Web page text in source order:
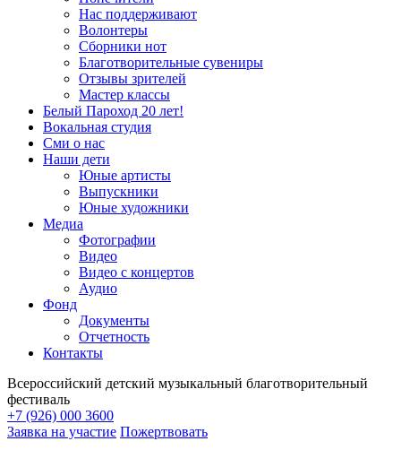
Нас поддерживают
Волонтеры
Сборники нот
Благотворительные сувениры
Отзывы зрителей
Мастер классы
Белый Пароход 20 лет!
Вокальная студия
Сми о нас
Наши дети
Юные артисты
Выпускники
Юные художники
Медиа
Фотографии
Видео
Видео с концертов
Аудио
Фонд
Документы
Отчетность
Контакты
Всероссийский детский музыкальный благотворительный
фестиваль
+7 (926) 000 3600
Заявка на участие Пожертвовать